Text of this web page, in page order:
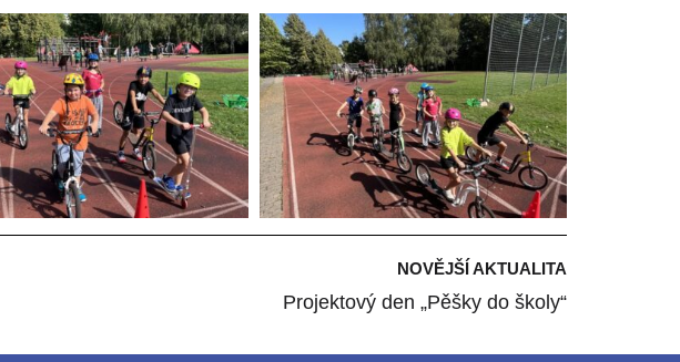
NOVĚJŠÍ AKTUALITA
Projektový den „Pěšky do školy“